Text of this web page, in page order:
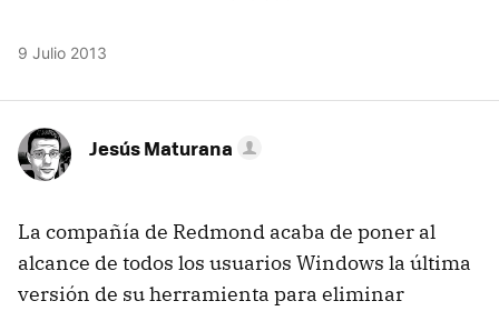
9 Julio 2013
Jesús Maturana
La compañía de Redmond acaba de poner al
alcance de todos los usuarios Windows la última
versión de su herramienta para eliminar